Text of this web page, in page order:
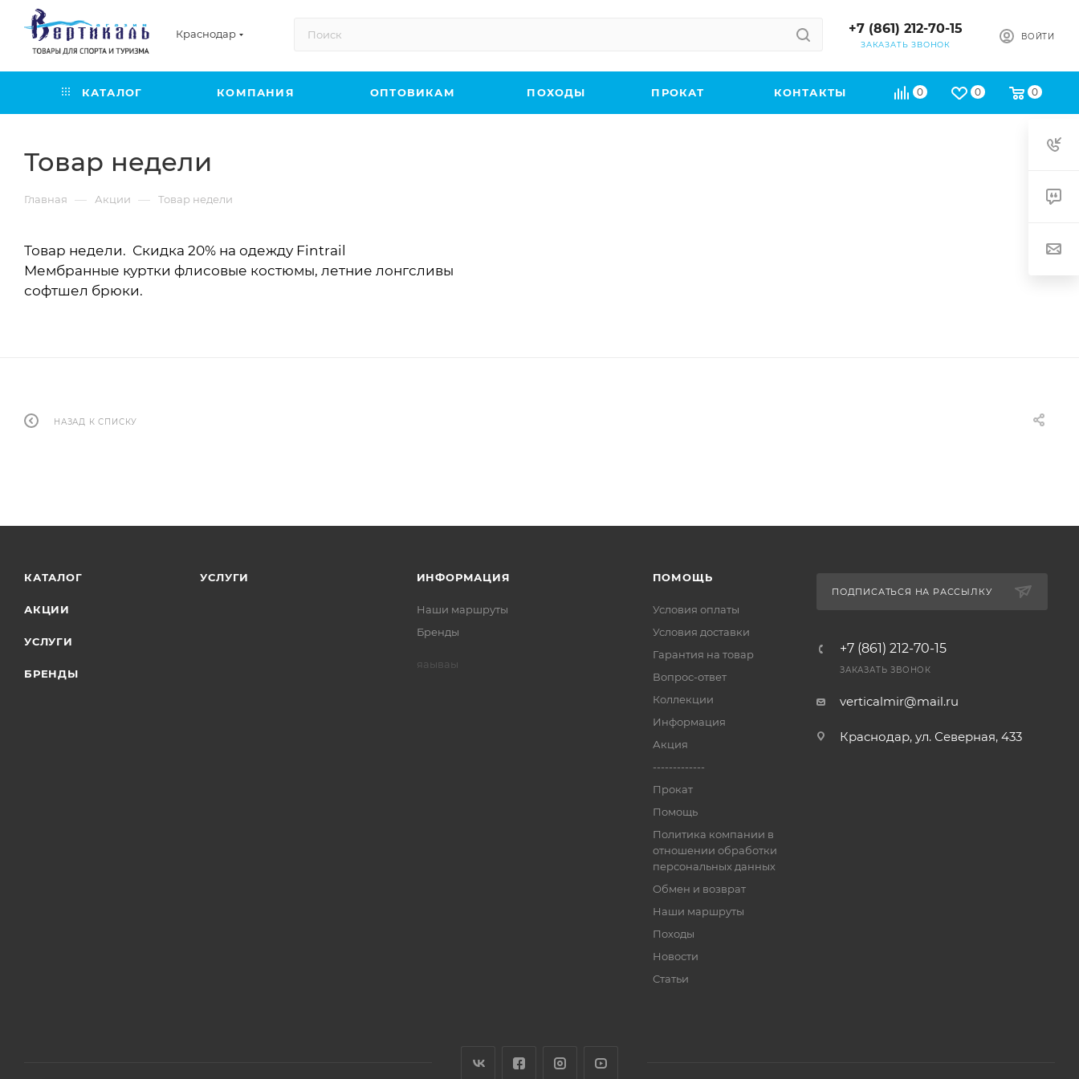
Краснодар +7 (861) 212-70-15
ЗАКАЗАТЬ ЗВОНОК
ВОЙТИ
0 0 0
КАТАЛОГ КОМПАНИЯ ОПТОВИКАМ ПОХОДЫ ПРОКАТ КОНТАКТЫ
Товар недели
Главная — Акции — Товар недели
Товар недели. Скидка 20% на одежду Fintrail
Мембранные куртки флисовые костюмы, летние лонгсливы
софтшел брюки.
НАЗАД К СПИСКУ
КАТАЛОГ
АКЦИИ
УСЛУГИ
БРЕНДЫ
УСЛУГИ ИНФОРМАЦИЯ
Наши маршруты
Бренды
яаываы
ПОМОЩЬ
Условия оплаты
Условия доставки
Гарантия на товар
Вопрос-ответ
Коллекции
Информация
Акция
-------------
Прокат
Помощь
Политика компании в
отношении обработки
персональных данных
Обмен и возврат
Наши маршруты
Походы
Новости
Статьи
ПОДПИСАТЬСЯ НА РАССЫЛКУ
+7 (861) 212-70-15
ЗАКАЗАТЬ ЗВОНОК
verticalmir@mail.ru
Краснодар, ул. Северная, 433